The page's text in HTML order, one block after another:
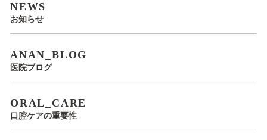
NEWS
お知らせ
ANAN_BLOG
医院ブログ
ORAL_CARE
口腔ケアの重要性